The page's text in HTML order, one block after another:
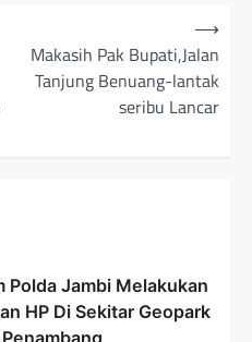
Makasih Pak Bupati,Jalan
Tanjung Benuang-lantak
seribu Lancar
⟶
Polda Jambi Melakukan
HP Di Sekitar Geopark